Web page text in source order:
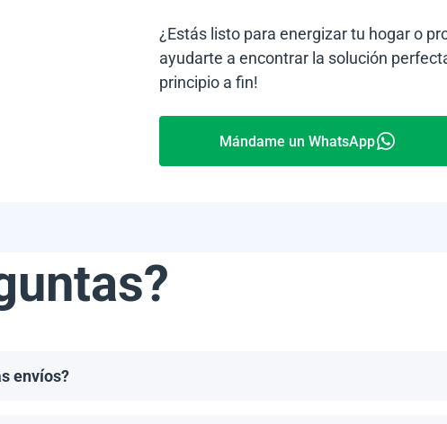
¿Estás listo para energizar tu hogar o
ayudarte a encontrar la solución
principio a fin!
Mándame un WhatsApp
envíos?